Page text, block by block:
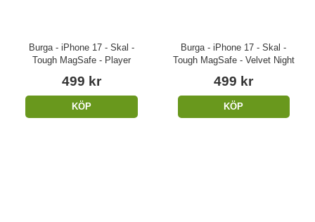
Burga - iPhone 17 - Skal -
Tough MagSafe - Player
499 kr
KÖP
Burga - iPhone 17 - Skal -
Tough MagSafe - Velvet Night
499 kr
KÖP